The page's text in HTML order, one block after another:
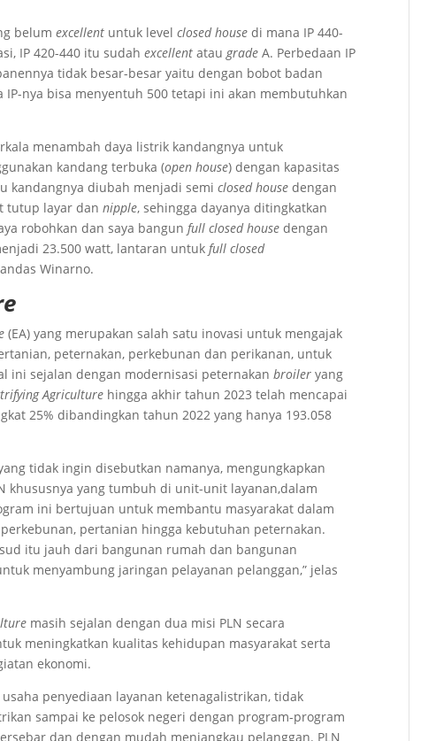
belumexcellent untuk levelclosed house di mana IP 440-
IP 420-440 itu sudahexcellent ataugradeA. Perbedaan IP
tidak besar-besar yaitu dengan bobot badan
IP-nya bisa menyentuh 500 tetapi ini akan membutuhkan
menambah daya listrik kandangnya untuk
kandang terbuka (open house) dengan kapasitas
kandangnya diubah menjadi semiclosed house dengan
tutup layar dannipple, sehingga dayanya ditingkatkan
robohkan dan saya bangunfull closed house dengan
23.500 watt, lantaran untukfull closed
Winarno.
(EA) yang merupakan salah satu inovasi untuk mengajak
peternakan, perkebunan dan perikanan, untuk
ini sejalan dengan modernisasi peternakanbroileryang
Agriculture hingga akhir tahun 2023 telah mencapai
25% dibandingkan tahun 2022 yang hanya 193.058
tidak ingin disebutkan namanya, mengungkapkan
khususnya yang tumbuh di unit-unit layanan,dalam
ini bertujuan untuk membantu masyarakat dalam
pertanian hingga kebutuhan peternakan.
itu jauh dari bangunan rumah dan bangunan
menyambung jaringan pelayanan pelanggan,” jelas
masih sejalan dengan dua misi PLN secara
meningkatkan kualitas kehidupan masyarakat serta
ekonomi.
penyediaan layanan ketenagalistrikan, tidak
sampai ke pelosok negeri dengan program-program
dan dengan mudah menjangkau pelanggan. PLN